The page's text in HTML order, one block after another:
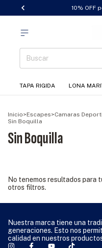
10% OFF
TAPA RIGIDA LONA
Inicio>Escapes>Camaras
Sin Boquilla
Sin Boquilla
No tenemos resultados para
otros filtros.
Nuestra marca tiene una
generaciones. Esto nos
calidad en nuestros